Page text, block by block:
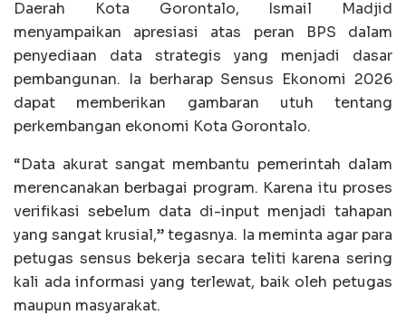
Daerah Kota Gorontalo, Ismail Madjid
menyampaikan apresiasi atas peran BPS dalam
penyediaan data strategis yang menjadi dasar
pembangunan. Ia berharap Sensus Ekonomi 2026
dapat memberikan gambaran utuh tentang
perkembangan ekonomi Kota Gorontalo.
“Data akurat sangat membantu pemerintah dalam
merencanakan berbagai program. Karena itu proses
verifikasi sebelum data di-input menjadi tahapan
yang sangat krusial,” tegasnya. Ia meminta agar para
petugas sensus bekerja secara teliti karena sering
kali ada informasi yang terlewat, baik oleh petugas
maupun masyarakat.